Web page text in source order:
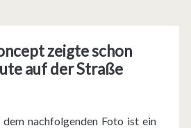
zeigte schon
auf der Straße
dem nachfolgenden Foto ist ein